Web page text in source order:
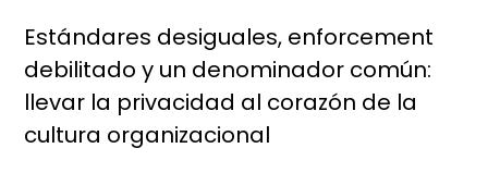
Estándares desiguales, enforcement
debilitado y un denominador común:
llevar la privacidad al corazón de la
cultura organizacional